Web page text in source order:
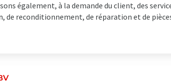
également, à la demande du client, des
reconditionnement, de réparation et de pièces